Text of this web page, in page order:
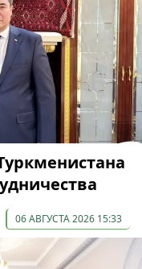
06 АВГУСТА 2026 15:33